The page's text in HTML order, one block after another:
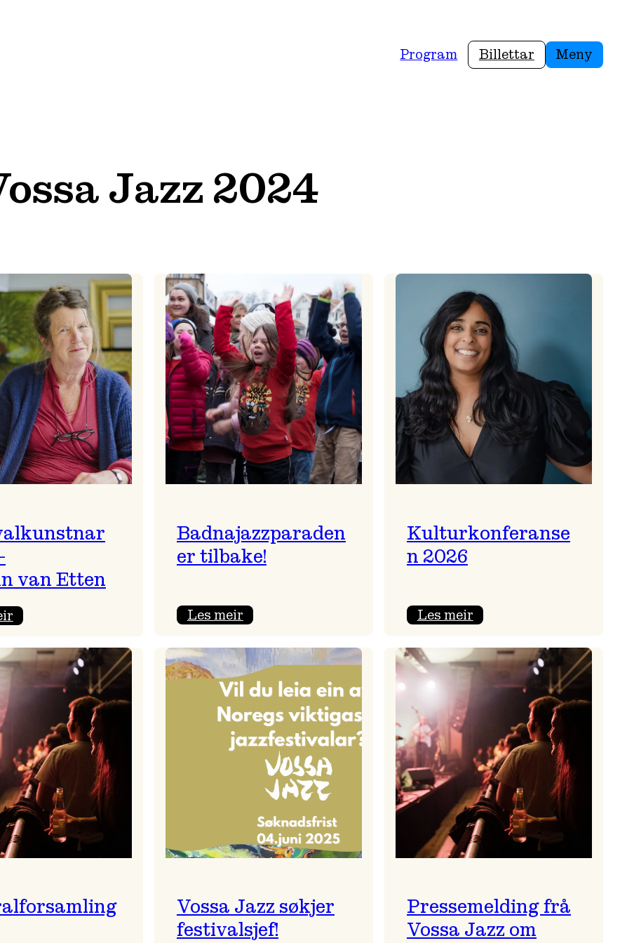
Program Billettar Meny
Jazz 2024
van Etten
:
2026
–
Ingunn van Etten
Badnajazzparaden
er tilbake!
Les meir:
er
tilbake!
Kulturkonferanse
n 2026
Les meir:
2026
Vossa Jazz søkjer
festivalsjef!
Pressemelding frå
Vossa Jazz om